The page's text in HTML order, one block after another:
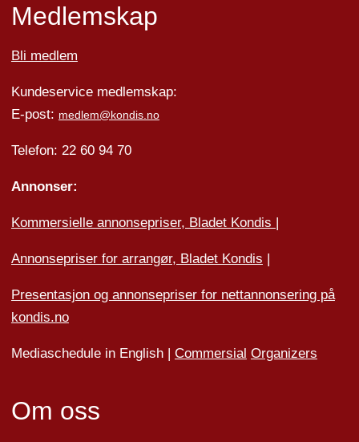
Medlemskap
Bli medlem
Kundeservice medlemskap:
E-post: medlem@kondis.no
Telefon: 22 60 94 70
Annonser:
Kommersielle annonsepriser, Bladet Kondis |
Annonsepriser for arrangør, Bladet Kondis |
Presentasjon og annonsepriser for nettannonsering på
kondis.no
Mediaschedule in English | Commersial Organizers
Om oss